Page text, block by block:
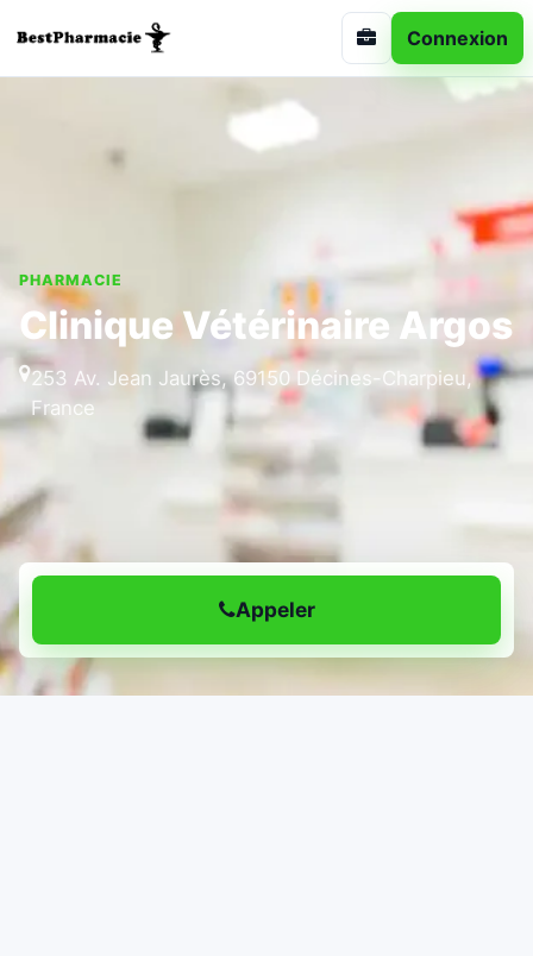
Connexion
PHARMACIE
Clinique Vétérinaire Argos
253 Av. Jean Jaurès, 69150 Décines-Charpieu,
France
Appeler